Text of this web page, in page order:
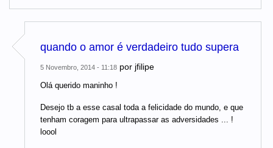
quando o amor é verdadeiro tudo supera
5 Novembro, 2014 - 11:18 por jfilipe
Olá querido maninho !
Desejo tb a esse casal toda a felicidade do mundo, e que
tenham coragem para ultrapassar as adversidades ... !
loool